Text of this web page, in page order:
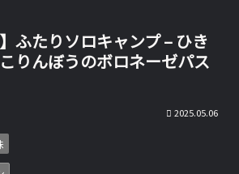
ふたりソロキャンプ – ひき
りんぼうのボロネーゼパス
2025.05.06